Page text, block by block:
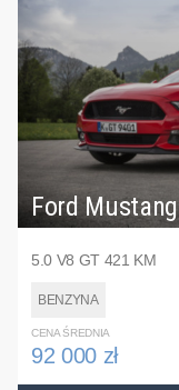
Ford Mustang
5.0 V8 GT 421 KM
BENZYNA
CENA ŚREDNIA
92 000 zł